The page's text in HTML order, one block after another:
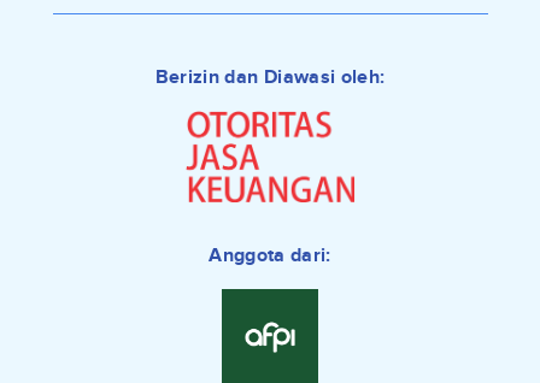
Berizin dan Diawasi oleh:
Anggota dari: